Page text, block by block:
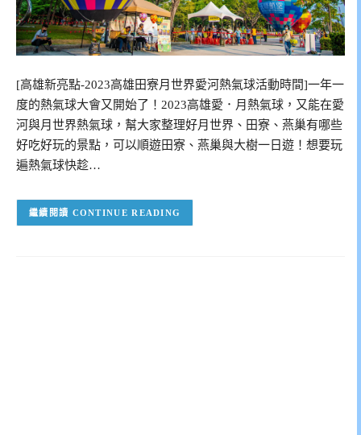
[高雄新亮點-2023高雄田寮月世界愛河熱氣球活動時間]一年一
度的熱氣球大會又開始了！2023高雄愛．月熱氣球，又能在愛
河與月世界熱氣球，幫大家整理好月世界、田寮、燕巢有哪些
好吃好玩的景點，可以順遊田寮、燕巢與大樹一日遊！想要玩
遍熱氣球快趁…
CONTINUE READING